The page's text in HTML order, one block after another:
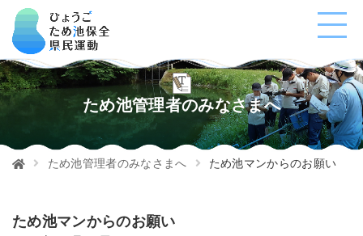
ため池管理者のみなさまへ
ため池管理者のみなさまへ ため池マンからのお願い
ため池マンからのお願い